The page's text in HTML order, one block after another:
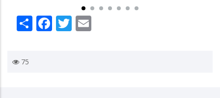
ShareFacebook
Twitter
75